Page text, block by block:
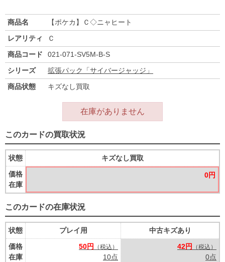
商品名
【ポケカ】Ｃ◇ニャヒート
レアリティ
Ｃ
商品コード
021-071-SV5M-B-S
シリーズ
拡張パック「サイバージャッジ」
商品状態
キズなし買取
在庫がありません
このカードの買取状況
状態
価格
在庫
キズなし買取
0円
このカードの在庫状況
状態
価格
在庫
プレイ用
50円
（税込）
10点
中古キズあり
42円
（税込）
0点